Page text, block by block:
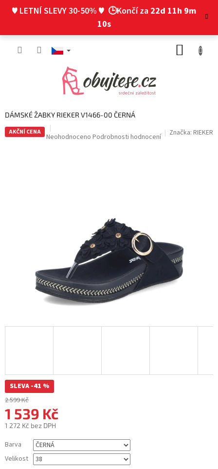
♥ LETNÍ SLEVY 30-50% ♥ 🕒Končí za 22d 11h 9m
9s
DÁMSKÉ ŽABKY RIEKER V1466-00 ČERNÁ
AKČNÍ CENA
Průměrné
Neohodnoceno Podrobnosti hodnocení Značka: RIEKER
SLEVA -41 %
2 599 Kč
1 539 Kč
1 272 Kč bez DPH
cena:
Barva
Velikost